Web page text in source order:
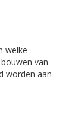
welke
van
worden aan